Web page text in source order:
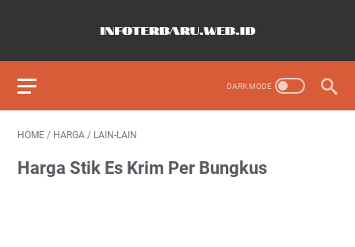
HOME / HARGA / LAIN-LAIN
Harga Stik Es Krim Per Bungkus